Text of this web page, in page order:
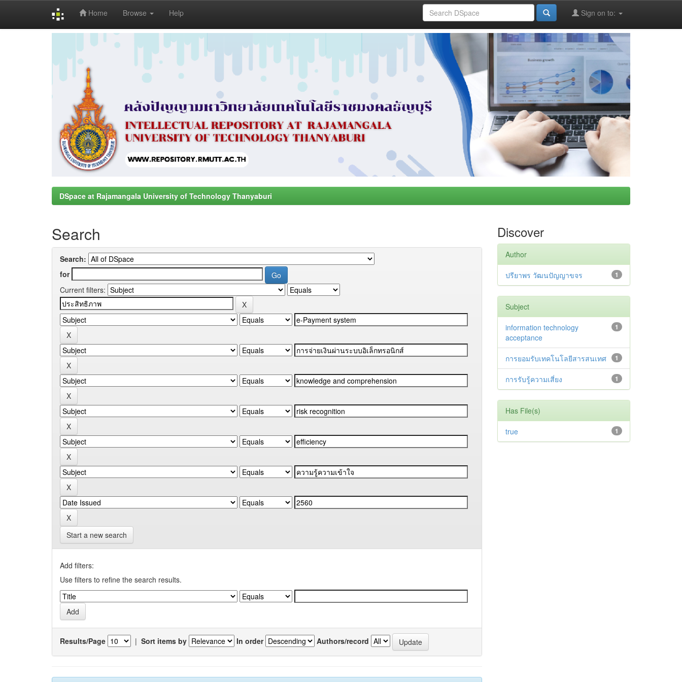
Home Browse Help Sign on to:
DSpace at Rajamangala University of Technology Thanyaburi
Search
Search:
for
Current filters:
Start a new search
Add filters:
Use filters to refine the search results.
Results/Page | Sort items by In order Authors/record
Discover
Author
1
ปรียาพร วัฒนปัญญาขจร
Subject
1
information technology
acceptance
1
การยอมรับเทคโนโลยีสารสนเทศ
1
การรับรู้ความเสี่ยง
Has File(s)
1
true